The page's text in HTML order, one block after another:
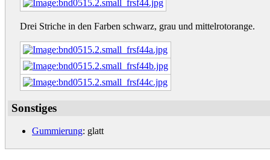
Drei Striche in den Farben schwarz, grau und mittelrotorange.
Sonstiges
Gummierung: glatt